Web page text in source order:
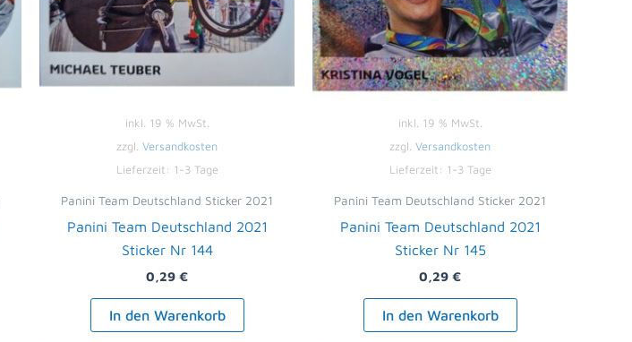
inkl. 19 % MwSt.
zzgl. Versandkosten
Lieferzeit: 1-3 Tage
Panini Team Deutschland Sticker 2021
Panini Team Deutschland 2021
Sticker Nr 144
0,29 €
In den Warenkorb
inkl. 19 % MwSt.
zzgl. Versandkosten
Lieferzeit: 1-3 Tage
Panini Team Deutschland Sticker 2021
Panini Team Deutschland 2021
Sticker Nr 145
0,29 €
In den Warenkorb